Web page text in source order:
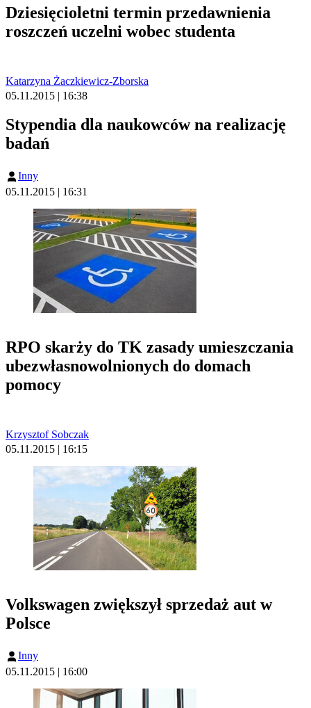
Dziesięcioletni termin przedawnienia
roszczeń uczelni wobec studenta
Katarzyna Żaczkiewicz-Zborska
05.11.2015 | 16:38
Stypendia dla naukowców na realizację
badań
Inny
05.11.2015 | 16:31
RPO skarży do TK zasady umieszczania
ubezwłasnowolnionych do domach
pomocy
Krzysztof Sobczak
05.11.2015 | 16:15
Volkswagen zwiększył sprzedaż aut w
Polsce
Inny
05.11.2015 | 16:00